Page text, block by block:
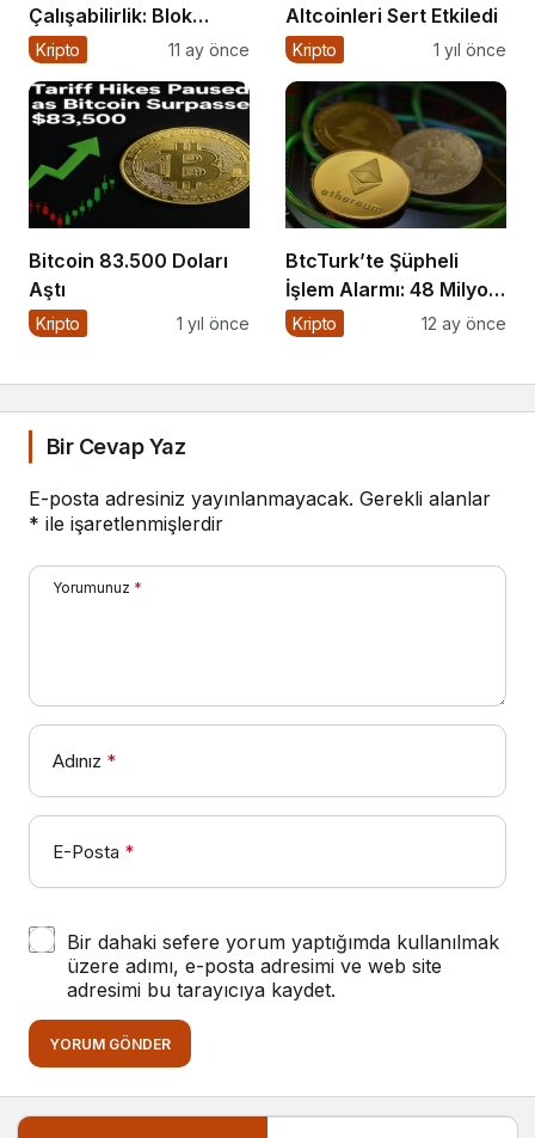
Çalışabilirlik: Blok
Zincirlerin Geleceği
Kripto 11 ay önce
Altcoinleri Sert Etkiledi
Kripto 1 yıl önce
Bitcoin 83.500 Doları
Aştı
Kripto 1 yıl önce
BtcTurk’te Şüpheli
İşlem Alarmı: 48 Milyon
Dolarlık Çıkış İddiası
Kripto 12 ay önce
Bir Cevap Yaz
E-posta adresiniz yayınlanmayacak. Gerekli alanlar
* ile işaretlenmişlerdir
Yorumunuz *
Adınız *
E-Posta *
Bir dahaki sefere yorum yaptığımda kullanılmak
üzere adımı, e-posta adresimi ve web site
adresimi bu tarayıcıya kaydet.
YORUM GÖNDER